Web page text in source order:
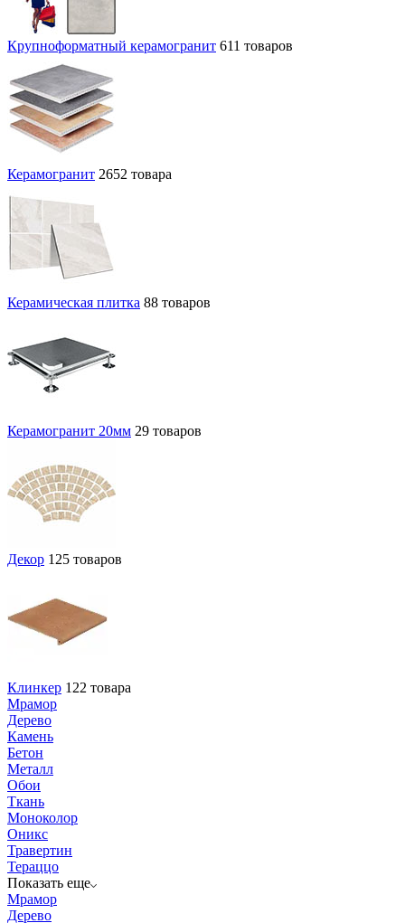
Крупноформатный керамогранит 611 товаров
Керамогранит 2652 товара
Керамическая плитка 88 товаров
Керамогранит 20мм 29 товаров
Декор 125 товаров
Клинкер 122 товара
Мрамор
Дерево
Камень
Бетон
Металл
Обои
Ткань
Моноколор
Оникс
Травертин
Тераццо
Показать еще
Мрамор
Дерево